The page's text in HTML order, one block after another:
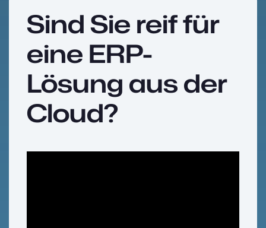
Sind Sie reif für
eine ERP-
Lösung aus der
Cloud?